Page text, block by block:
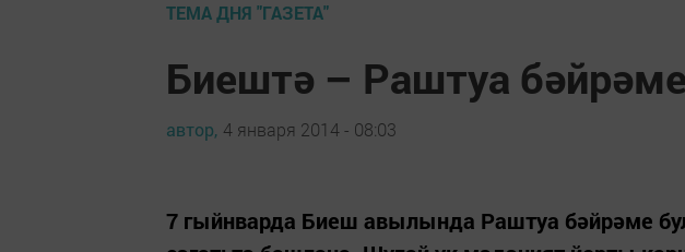
ТЕМА ДНЯ "ГАЗЕТА"
Биештә – Раштуа бәйрәме
автор, 4 января 2014 - 08:03
7 гыйнварда Биеш авылында Раштуа бәйрәме